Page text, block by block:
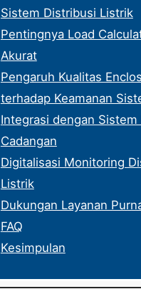
Sistem Distribusi Listrik
Pentingnya Load
Akurat
Pengaruh Kualitas
terhadap Keamanan
Integrasi dengan Sistem
Cadangan
Digitalisasi Monitoring
Listrik
Dukungan Layanan
FAQ
Kesimpulan